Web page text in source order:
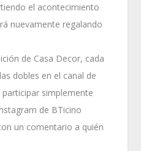
el acontecimiento
nuevamente regalando
de Casa Decor, cada
dobles en el canal de
simplemente
de BTicino
un comentario a quién